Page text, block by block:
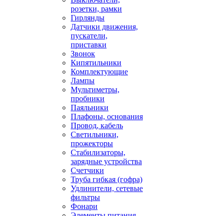
розетки, рамки
Гирлянды
Датчики движения,
пускатели,
приставки
Звонок
Кипятильники
Комплектующие
Лампы
Мультиметры,
пробники
Паяльники
Плафоны, основания
Провод, кабель
Светильники,
прожекторы
Стабилизаторы,
зарядные устройства
Счетчики
Труба гибкая (гофра)
Удлинители, сетевые
фильтры
Фонари